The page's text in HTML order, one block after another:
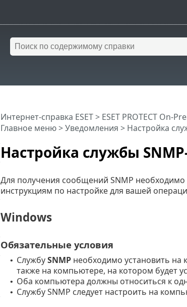
Настройка службы
Интернет-справка ESET> ESET PROTECT On-
Главное меню>Уведомления > Настройка
Для получения сообщений SNMP
инструкциям по настройке для вашей
Windows
Обязательные условия
• СлужбуSNMPнеобходимо установить на
также на компьютере, на котором будет
• Оба компьютера должны относиться к
• Службу SNMP следует настроить на